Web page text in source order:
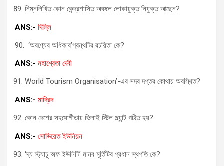
নিম্নলিখিত কোন কেন্দ্রশাসিত অঞ্চলে লোকায়ুক্ত নিযুক্ত আছেন?
ANS:- দিল্লি
90. ‘অরণ্যের অধিকার’গ্রন্থটির রচয়িতা কে?
ANS:- মহাশ্বেতা দেবী
World Tourism Organisation’-এর সদর দপ্তর কোথায় অবস্থিত?
ANS:- মাদ্রিদ
কোন দেশের সহযোগীতায় ভিলাই স্টিল প্ল্যান্ট গঠিত হয়?
ANS:- সোভিয়েত ইউনিয়ন
‘দ্য স্ট্যাচু অফ ইউনিটি’ মানব মূর্তিটির প্রধান স্থপতি কে?